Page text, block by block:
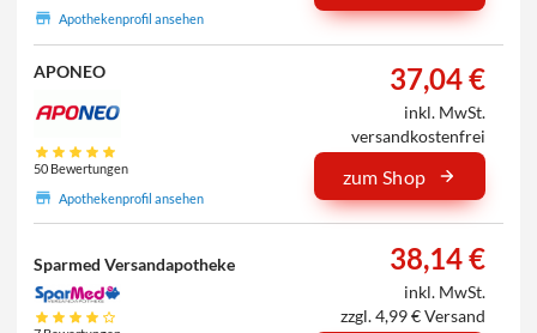
Apothekenprofil ansehen
APONEO
50 Bewertungen
Apothekenprofil ansehen
37,04 €
inkl. MwSt.
versandkostenfrei
zum Shop
Sparmed Versandapotheke 38,14 €
inkl. MwSt.
zzgl. 4,99 € Versand